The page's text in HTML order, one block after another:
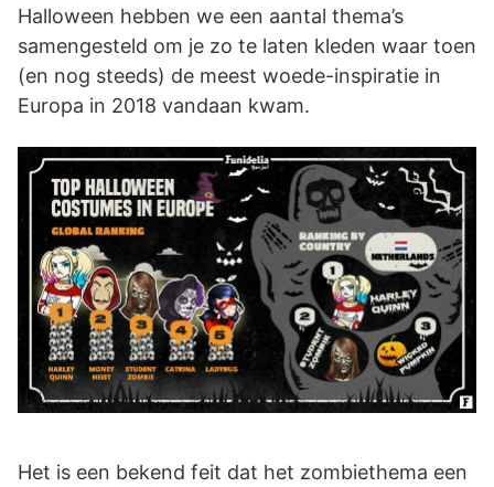
Halloween hebben we een aantal thema’s
samengesteld om je zo te laten kleden waar toen
(en nog steeds) de meest woede-inspiratie in
Europa in 2018 vandaan kwam.
Het is een bekend feit dat het zombiethema een